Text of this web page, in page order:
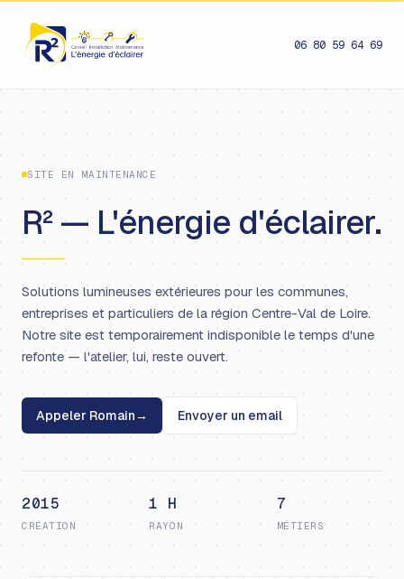
06 80 59 64 69
SITE EN MAINTENANCE
R² — L'énergie d'éclairer.
Solutions lumineuses extérieures pour les communes,
entreprises et particuliers de la région Centre-Val de Loire.
Notre site est temporairement indisponible le temps d'une
refonte — l'atelier, lui, reste ouvert.
Appeler Romain→ Envoyer un email
2015
CRÉATION
1 H
RAYON
7
MÉTIERS